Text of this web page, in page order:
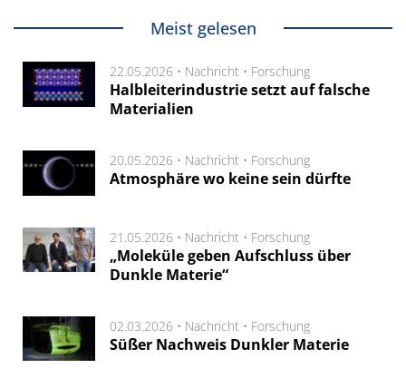
Meist gelesen
22.05.2026 • Nachricht • Forschung
Halbleiterindustrie setzt auf falsche
Materialien
20.05.2026 • Nachricht • Forschung
Atmosphäre wo keine sein dürfte
21.05.2026 • Nachricht • Forschung
„Moleküle geben Aufschluss über
Dunkle Materie“
02.03.2026 • Nachricht • Forschung
Süßer Nachweis Dunkler Materie